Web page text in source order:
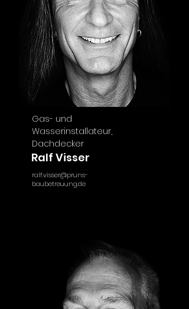
Gas- und
Wasserinstallateur,
Dachdecker
Ralf Visser
ralf.visser@pruns-
baubetreuung.de